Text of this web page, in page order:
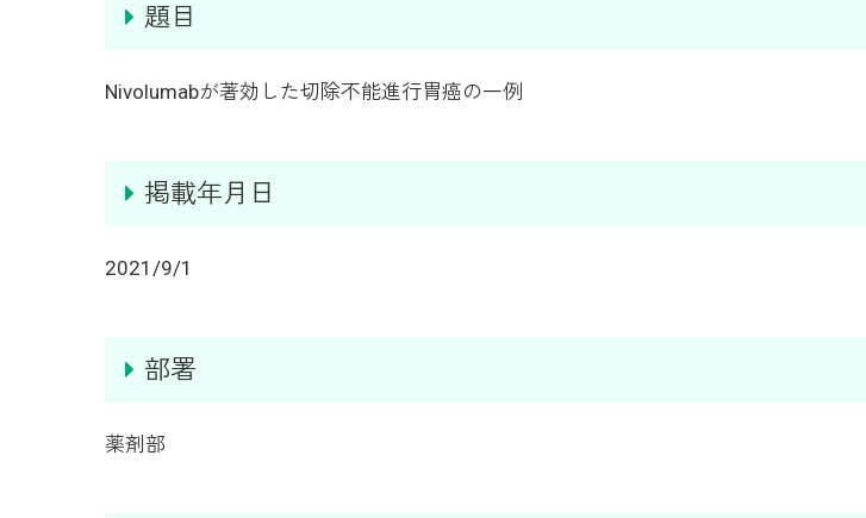
題目
Nivolumabが著効した切除不能進行胃癌の一例
掲載年月日
2021/9/1
部署
薬剤部